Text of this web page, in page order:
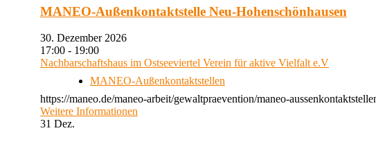
MANEO-Außenkontaktstelle Neu-Hohenschönhausen
30. Dezember 2026
17:00 - 19:00
Nachbarschaftshaus im Ostseeviertel Verein für aktive Vielfalt e.V
MANEO-Außenkontaktstellen
https://maneo.de/maneo-arbeit/gewaltpraevention/maneo-
Weitere Informationen
31 Dez.